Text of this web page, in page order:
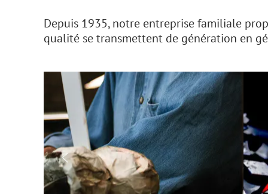
Depuis 1935, notre entreprise familiale
qualité se transmettent de génération en
